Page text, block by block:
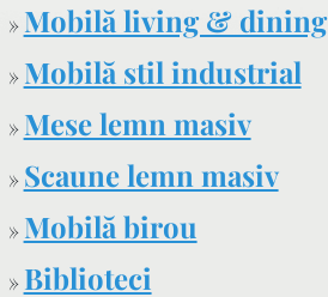
» Mobilă living & dining
» Mobilă stil industrial
» Mese lemn masiv
» Scaune lemn masiv
» Mobilă birou
» Biblioteci